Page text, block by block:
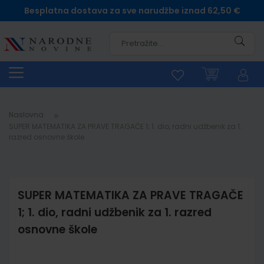
Besplatna dostava za sve narudžbe iznad 62,50 €
Naslovna
SUPER MATEMATIKA ZA PRAVE TRAGAČE
1; 1. dio, radni udžbenik za 1. razred
osnovne škole